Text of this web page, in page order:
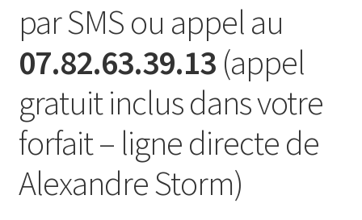
par SMS ou appel au
07.82.63.39.13(appel
gratuit inclus dans votre
forfait – ligne directe de
Alexandre Storm)